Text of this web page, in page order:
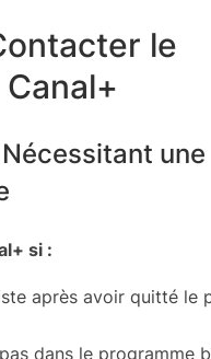
le
une
si :
après avoir quitté le
dans le programme